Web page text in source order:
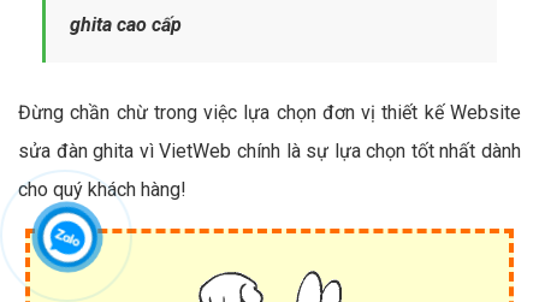
ghita cao cấp
Đừng chần chừ trong việc lựa chọn đơn vị thiết kế Website
sửa đàn ghita vì VietWeb chính là sự lựa chọn tốt nhất dành
cho quý khách hàng!